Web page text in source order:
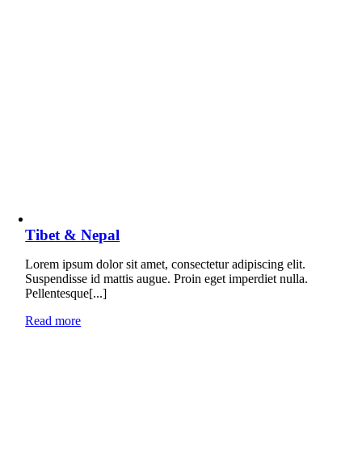
Tibet & Nepal
Lorem ipsum dolor sit amet, consectetur adipiscing elit.
Suspendisse id mattis augue. Proin eget imperdiet nulla.
Pellentesque[...]
Read more